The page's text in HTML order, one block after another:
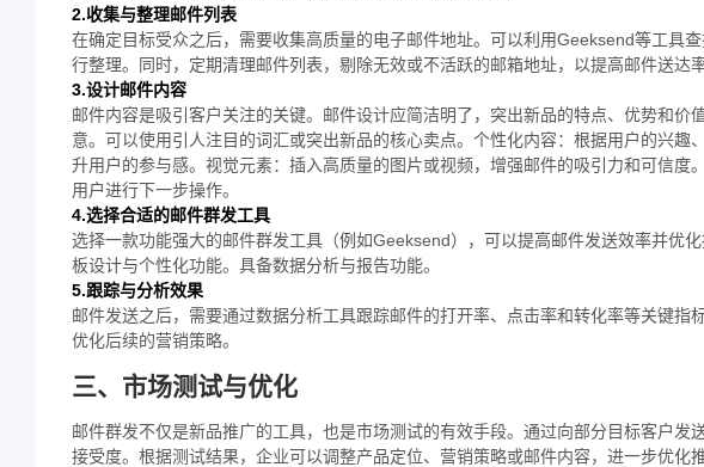
2.收集与整理邮件列表
在确定目标受众之后，需要收集高质量的电子邮件地址。可以利用Geeksend等工具
行整理。同时，定期清理邮件列表，剔除无效或不活跃的邮箱地址，以提高邮件送达率
3.设计邮件内容
邮件内容是吸引客户关注的关键。邮件设计应简洁明了，突出新品的特点、优势和价
意。可以使用引人注目的词汇或突出新品的核心卖点。个性化内容：根据用户的兴趣
升用户的参与感。视觉元素：插入高质量的图片或视频，增强邮件的吸引力和可信度
用户进行下一步操作。
4.选择合适的邮件群发工具
选择一款功能强大的邮件群发工具（例如Geeksend），可以提高邮件发送效率并优
板设计与个性化功能。具备数据分析与报告功能。
5.跟踪与分析效果
邮件发送之后，需要通过数据分析工具跟踪邮件的打开率、点击率和转化率等关键指
优化后续的营销策略。
三、市场测试与优化
邮件群发不仅是新品推广的工具，也是市场测试的有效手段。通过向部分目标客户发
接受度。根据测试结果，企业可以调整产品定位、营销策略或邮件内容，进一步优化推